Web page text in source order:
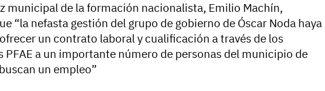
municipal de la formación nacionalista, Emilio Machín,
“la nefasta gestión del grupo de gobierno de Óscar Noda haya
un contrato laboral y cualificación a través de los
PFAE a un importante número de personas del municipio de
un empleo”